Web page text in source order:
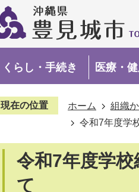
くらし・手続き 医療・
現在の位置 ホーム 組織
令和7年度学
令和7年度学
て